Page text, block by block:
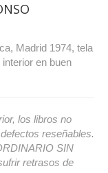
Madrid 1974, tela
en buen
los libros no
reseñables.
SIN
retrasos de